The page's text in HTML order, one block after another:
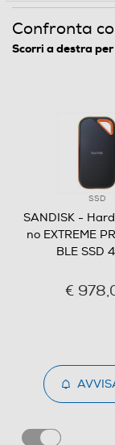
0,15
Confronta
Scorri a destra
SSD
SANDISK -
no EXTREME
BLE SSD
€